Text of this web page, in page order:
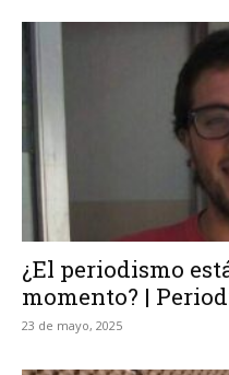
¿El periodismo
momento? |
23 de mayo, 2025